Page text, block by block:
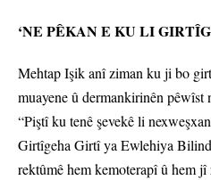
‘NE PÊKAN E KU LI
Mehtap Işik anî ziman ku ji bo
muayene û dermankirinên
“Piştî ku tenê şevekê li
Girtîgeha Girtî ya Ewlehiya
rektûmê hem kemoterapî û hem